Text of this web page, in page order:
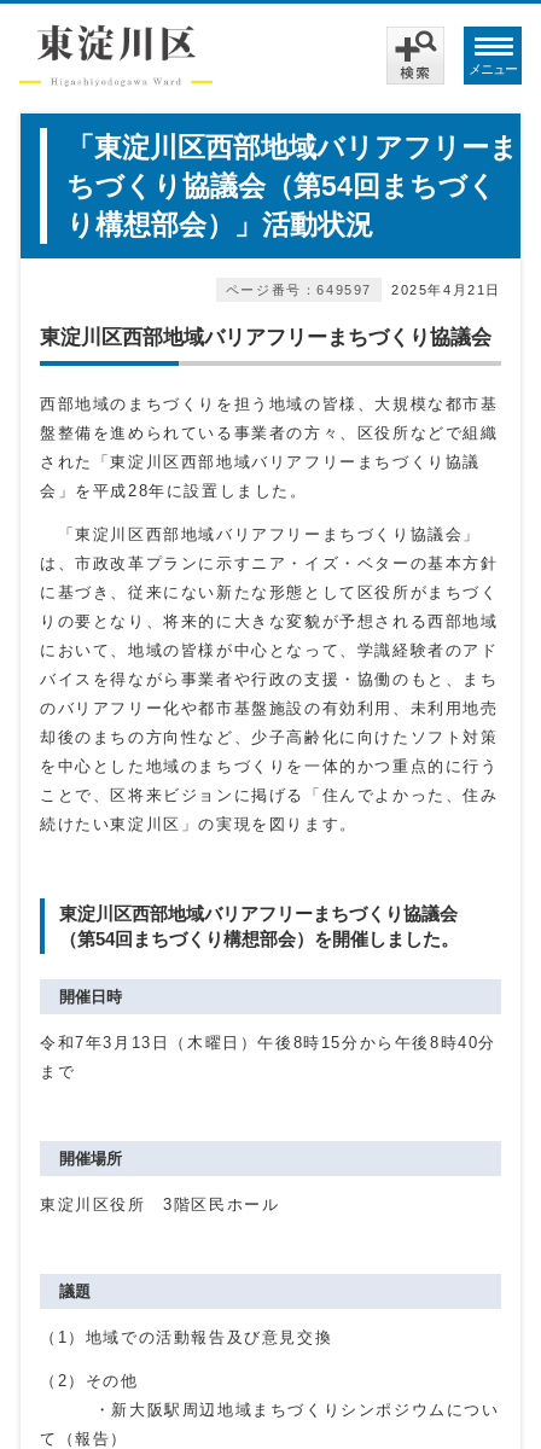
メニュー
「東淀川区西部地域バリアフリーま
ちづくり協議会（第54回まちづく
り構想部会）」活動状況
2025年4月21日
ページ番号：649597
東淀川区西部地域バリアフリーまちづくり協議会
西部地域のまちづくりを担う地域の皆様、大規模な都市基
盤整備を進められている事業者の方々、区役所などで組織
された「東淀川区西部地域バリアフリーまちづくり協議
会」を平成28年に設置しました。
「東淀川区西部地域バリアフリーまちづくり協議会」
は、市政改革プランに示すニア・イズ・ベターの基本方針
に基づき、従来にない新たな形態として区役所がまちづく
りの要となり、将来的に大きな変貌が予想される西部地域
において、地域の皆様が中心となって、学識経験者のアド
バイスを得ながら事業者や行政の支援・協働のもと、まち
のバリアフリー化や都市基盤施設の有効利用、未利用地売
却後のまちの方向性など、少子高齢化に向けたソフト対策
を中心とした地域のまちづくりを一体的かつ重点的に行う
ことで、区将来ビジョンに掲げる「住んでよかった、住み
続けたい東淀川区」の実現を図ります。
東淀川区西部地域バリアフリーまちづくり協議会
（第54回まちづくり構想部会）を開催しました。
開催日時
令和7年3月13日（木曜日）午後8時15分から午後8時40分
まで
開催場所
東淀川区役所 3階区民ホール
議題
（1）地域での活動報告及び意見交換
（2）その他
・新大阪駅周辺地域まちづくりシンポジウムについ
て（報告）